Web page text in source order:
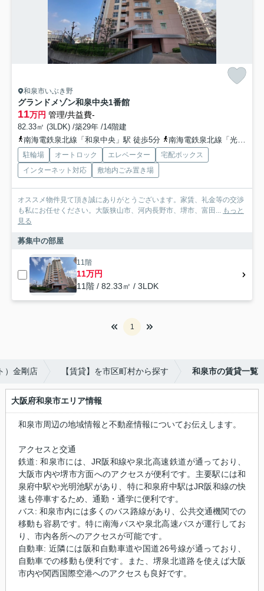
和泉市いぶき野
グランドメゾン和泉中央1番館
11万円 管理/共益費-
82.33㎡ (3LDK) /築29年 /14階建
南海電鉄泉北線「和泉中央」駅 徒歩5分
南海電鉄泉北線「光明池」駅 徒歩28分
駐輪場 オートロック エレベーター
宅配ボックス
インターネット対応
敷地内ごみ置き場
オススメ物件見て頂き誠にありがとうございます。家賃、礼金等の交渉
も私にお任せください。大阪狭山市、河内長野市、堺市、富田... もっと
見る
募集中の部屋
11階
11万円
11階 / 82.33㎡ / 3LDK
1
）金剛店 【賃貸】を市区町村から探す 和泉市の賃貸一覧
大阪府和泉市エリア情報
和泉市周辺の地域情報と不動産情報についてお伝えします。
アクセスと交通
鉄道: 和泉市には、JR阪和線や泉北高速鉄道が通っており、
大阪市内や堺市方面へのアクセスが便利です。主要駅には和
泉府中駅や光明池駅があり、特に和泉府中駅はJR阪和線の快
速も停車するため、通勤・通学に便利です。
バス: 和泉市内には多くのバス路線があり、公共交通機関での
移動も容易です。特に南海バスや泉北高速バスが運行してお
り、市内各所へのアクセスが可能です。
自動車: 近隣には阪和自動車道や国道26号線が通っており、
自動車での移動も便利です。また、堺泉北道路を使えば大阪
市内や関西国際空港へのアクセスも良好です。